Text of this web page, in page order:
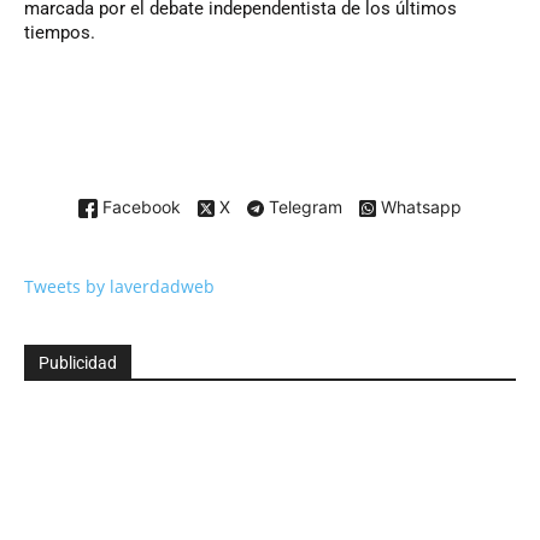
marcada por el debate independentista de los últimos
tiempos.
Facebook X Telegram Whatsapp
Tweets by laverdadweb
Publicidad